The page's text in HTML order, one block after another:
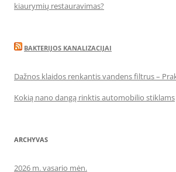
kiaurymių restauravimas?
BAKTERIJOS KANALIZACIJAI
Dažnos klaidos renkantis vandens filtrus –
Kokią nano dangą rinktis automobilio stiklams
ARCHYVAS
2026 m. vasario mėn.